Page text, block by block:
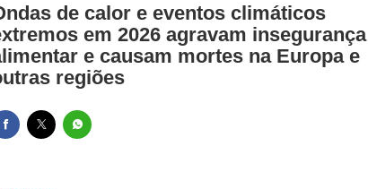
de calor e eventos climáticos
em 2026 agravam insegurança
e causam mortes na Europa e
regiões